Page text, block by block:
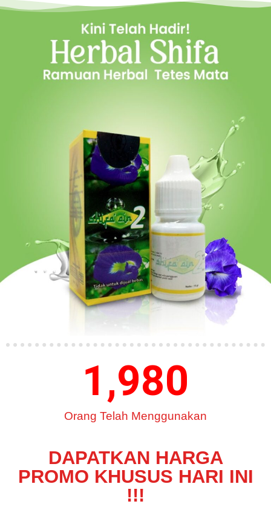
Orang Telah Menggunakan
1,980
DAPATKAN HARGA
PROMO KHUSUS HARI INI
!!!